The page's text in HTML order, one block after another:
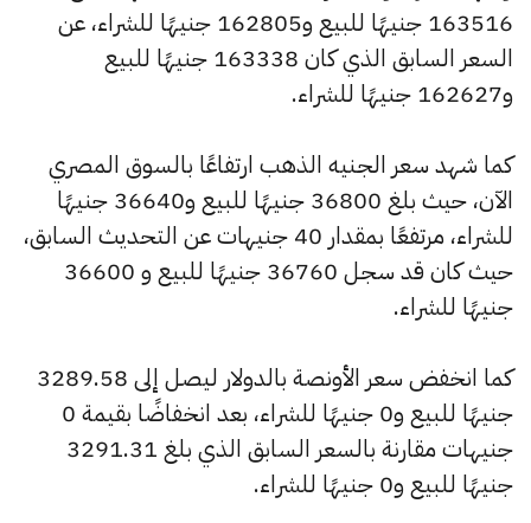
163516 جنيهًا للبيع و162805 جنيهًا للشراء، عن
السعر السابق الذي كان 163338 جنيهًا للبيع
و162627 جنيهًا للشراء.
كما شهد سعر الجنيه الذهب ارتفاعًا بالسوق المصري
الآن، حيث بلغ 36800 جنيهًا للبيع و36640 جنيهًا
للشراء، مرتفعًا بمقدار 40 جنيهات عن التحديث السابق،
حيث كان قد سجل 36760 جنيهًا للبيع و 36600
جنيهًا للشراء.
كما انخفض سعر الأونصة بالدولار ليصل إلى 3289.58
جنيهًا للبيع و0 جنيهًا للشراء، بعد انخفاضًا بقيمة 0
جنيهات مقارنة بالسعر السابق الذي بلغ 3291.31
جنيهًا للبيع و0 جنيهًا للشراء.